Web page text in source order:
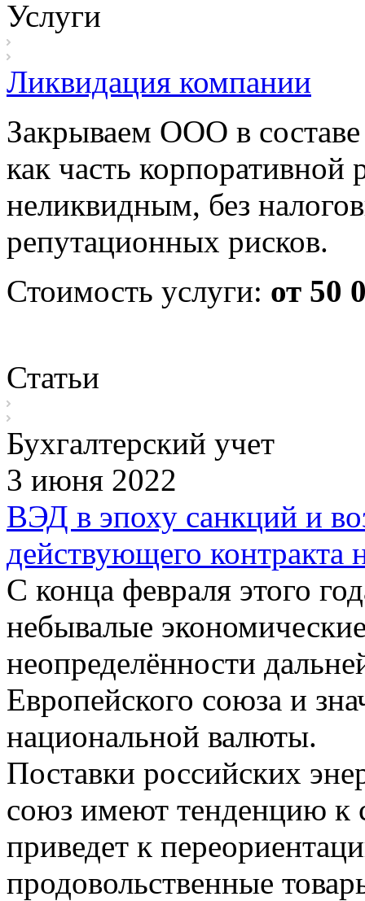
Услуги
Ликвидация компании
Закрываем ООО в
как часть корпоративной
неликвидным, без
репутационных рисков.
Стоимость услуги: от 50
Статьи
Бухгалтерский учет
3 июня 2022
ВЭД в эпоху санкций и
действующего контракта
С конца февраля этого
небывалые
неопределённости
Европейского союза и
национальной валюты.
Поставки российских
союз имеют тенденцию к
приведет к
продовольственные